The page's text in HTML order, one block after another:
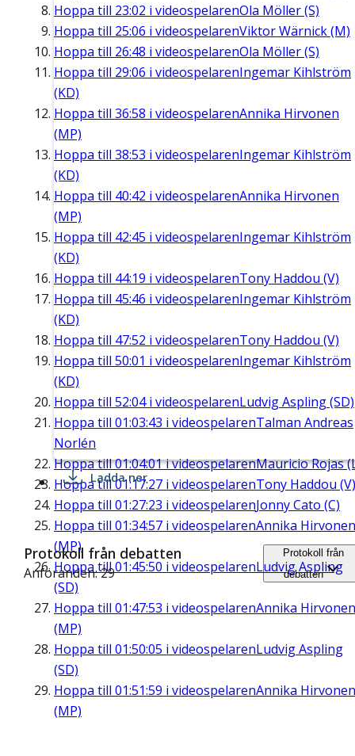
Hoppa till 23:02 i videospelarenOla Möller (S)
Hoppa till 25:06 i videospelarenViktor Wärnick (M)
Hoppa till 26:48 i videospelarenOla Möller (S)
Hoppa till 29:06 i videospelarenIngemar Kihlström
(KD)
Hoppa till 36:58 i videospelarenAnnika Hirvonen
(MP)
Hoppa till 38:53 i videospelarenIngemar Kihlström
(KD)
Hoppa till 40:42 i videospelarenAnnika Hirvonen
(MP)
Hoppa till 42:45 i videospelarenIngemar Kihlström
(KD)
Hoppa till 44:19 i videospelarenTony Haddou (V)
Hoppa till 45:46 i videospelarenIngemar Kihlström
(KD)
Hoppa till 47:52 i videospelarenTony Haddou (V)
Hoppa till 50:01 i videospelarenIngemar Kihlström
(KD)
Hoppa till 52:04i videospelarenLudvig Aspling (SD)
Hoppa till 01:03:43 i videospelarenTalman Andreas
Norlén
Hoppa till01:04:01i videospelarenMauricio Rojas
Hoppa till01:17:27 i videospelarenTony Haddou (V)
Hoppa till 01:27:23 i videospelarenJonny Cato (C)
Hoppa till 01:34:57 i videospelarenAnnika Hirvonen
(MP)
Hoppa till01:45:50 i videospelarenLudvig Aspling
(SD)
Hoppa till 01:47:53 i videospelarenAnnika Hirvonen
(MP)
Hoppa till 01:50:05 i videospelarenLudvig Aspling
(SD)
Hoppa till 01:51:59 i videospelarenAnnika Hirvonen
(MP)
Ladda ner
Protokoll från debatten
Anföranden: 29
Protokoll från
debatten